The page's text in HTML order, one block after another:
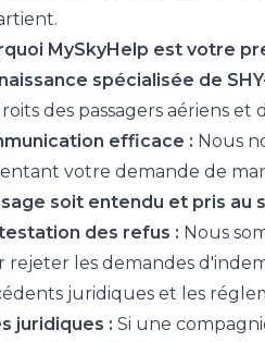
MySkyHelp est votre
spécialisée de
des passagers aériens
efficace : Nous
votre demande de
soit entendu et pris au
des refus : Nous
rejeter les demandes
juridiques et les
juridiques : Si une